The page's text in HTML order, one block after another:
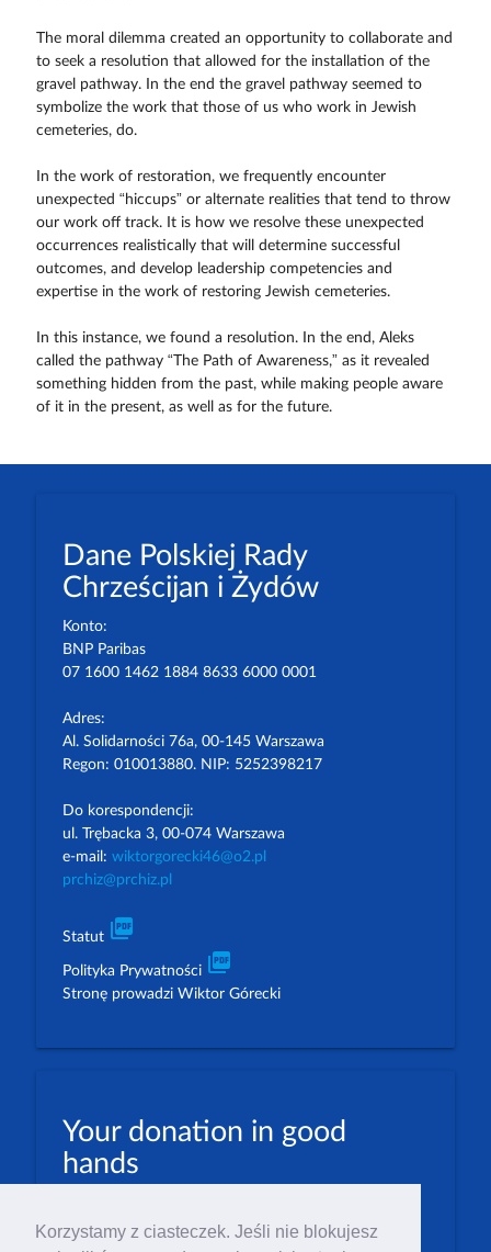
Korzystamy z ciasteczek. Jeśli nie blokujesz
The moral dilemma created an opportunity to collaborate and
to seek a resolution that allowed for the installation of the
gravel pathway. In the end the gravel pathway seemed to
symbolize the work that those of us who work in Jewish
cemeteries, do.
In the work of restoration, we frequently encounter
unexpected “hiccups” or alternate realities that tend to throw
our work off track. It is how we resolve these unexpected
occurrences realistically that will determine successful
outcomes, and develop leadership competencies and
expertise in the work of restoring Jewish cemeteries.
In this instance, we found a resolution. In the end, Aleks
called the pathway “The Path of Awareness,” as it revealed
something hidden from the past, while making people aware
of it in the present, as well as for the future.
Dane Polskiej Rady
Chrześcijan i Żydów
Konto:
BNP Paribas
07 1600 1462 1884 8633 6000 0001
Adres:
Al. Solidarności 76a, 00-145 Warszawa
Regon: 010013880. NIP: 5252398217
Do korespondencji:
ul. Trębacka 3, 00-074 Warszawa
e-mail: wiktorgorecki46@o2.pl
prchiz@prchiz.pl
Statut picture_as_pdf
Polityka Prywatności picture_as_pdf
Stronę prowadzi Wiktor Górecki
Your donation in good
hands